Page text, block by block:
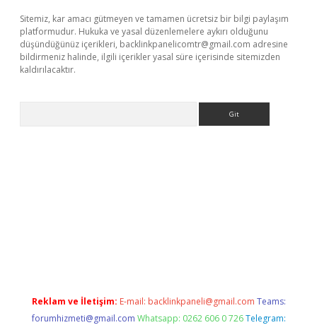
Sitemiz, kar amacı gütmeyen ve tamamen ücretsiz bir bilgi paylaşım
platformudur. Hukuka ve yasal düzenlemelere aykırı olduğunu
düşündüğünüz içerikleri, backlinkpanelicomtr@gmail.com adresine
bildirmeniz halinde, ilgili içerikler yasal süre içerisinde sitemizden
kaldırılacaktır.
Reklam ve İletişim: E-mail: backlinkpaneli@gmail.com Teams:
forumhizmeti@gmail.com Whatsapp: 0262 606 0 726 Telegram: